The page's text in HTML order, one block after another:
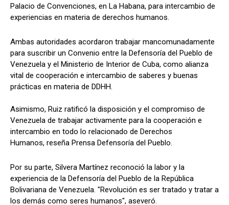
Palacio de Convenciones, en La Habana, para intercambio de
experiencias en materia de derechos humanos.
Ambas autoridades acordaron trabajar mancomunadamente
para suscribir un Convenio entre la Defensoría del Pueblo de
Venezuela y el Ministerio de Interior de Cuba, como alianza
vital de cooperación e intercambio de saberes y buenas
prácticas en materia de DDHH.
Asimismo, Ruiz ratificó la disposición y el compromiso de
Venezuela de trabajar activamente para la cooperación e
intercambio en todo lo relacionado de Derechos
Humanos, reseña Prensa Defensoría del Pueblo.
Por su parte, Silvera Martínez reconoció la labor y la
experiencia de la Defensoría del Pueblo de la República
Bolivariana de Venezuela. "Revolución es ser tratado y tratar a
los demás como seres humanos", aseveró.